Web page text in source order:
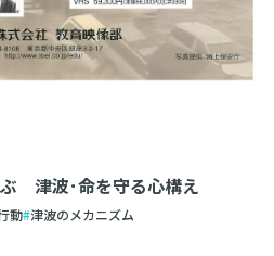
津波･命を守る心構え
動 津波のメカニズム